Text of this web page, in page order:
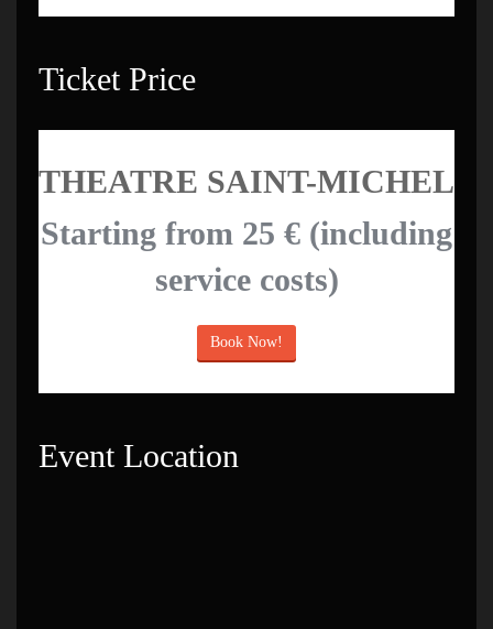
Ticket Price
THEATRE SAINT-MICHEL
Starting from 25 € (including
service costs)
Book Now!
Event Location